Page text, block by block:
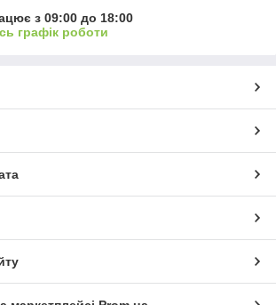
з 09:00 до 18:00
графік роботи